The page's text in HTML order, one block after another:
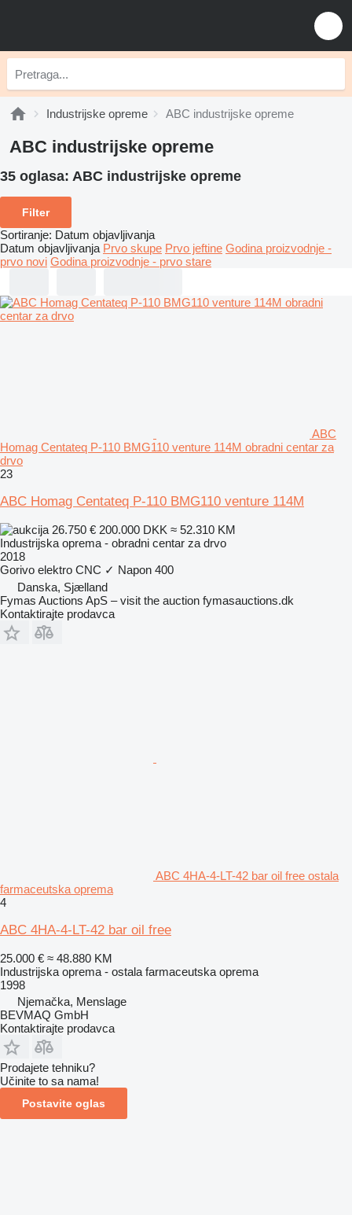
Industrijske opreme ABC industrijske opreme
ABC industrijske opreme
35 oglasa: ABC industrijske opreme
Filter
Sortiranje: Datum objavljivanja
Datum objavljivanja Prvo skupe Prvo jeftine Godina proizvodnje -
prvo novi Godina proizvodnje - prvo stare
ABC
Homag Centateq P-110 BMG110 venture 114M obradni centar za
drvo
23
ABC Homag Centateq P-110 BMG110 venture 114M
26.750 € 200.000 DKK ≈ 52.310 KM
Industrijska oprema - obradni centar za drvo
2018
Gorivo elektro CNC ✓ Napon 400
Danska, Sjælland
Fymas Auctions ApS – visit the auction fymasauctions.dk
Kontaktirajte prodavca
ABC 4HA-4-LT-42 bar oil free ostala
farmaceutska oprema
4
ABC 4HA-4-LT-42 bar oil free
25.000 € ≈ 48.880 KM
Industrijska oprema - ostala farmaceutska oprema
1998
Njemačka, Menslage
BEVMAQ GmbH
Kontaktirajte prodavca
Prodajete tehniku?
Učinite to sa nama!
Postavite oglas